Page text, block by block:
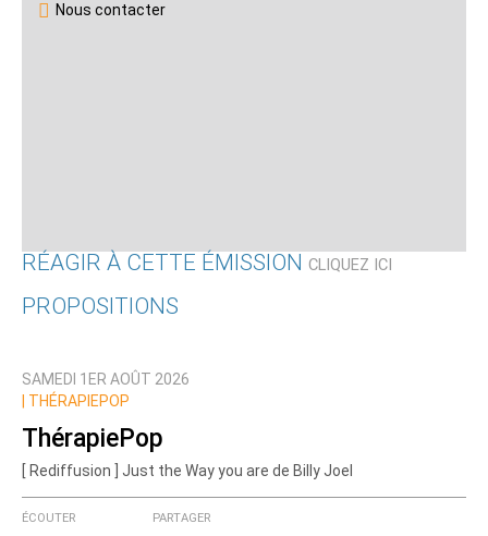
Nous contacter
RÉAGIR À CETTE ÉMISSION CLIQUEZ ICI
Nom
Courriel (non publié)
PROPOSITIONS
SAMEDI 1ER AOÛT 2026
THÉRAPIEPOP
ThérapiePop
[ Rediffusion ] Just the Way you are de Billy Joel
ÉCOUTER PARTAGER